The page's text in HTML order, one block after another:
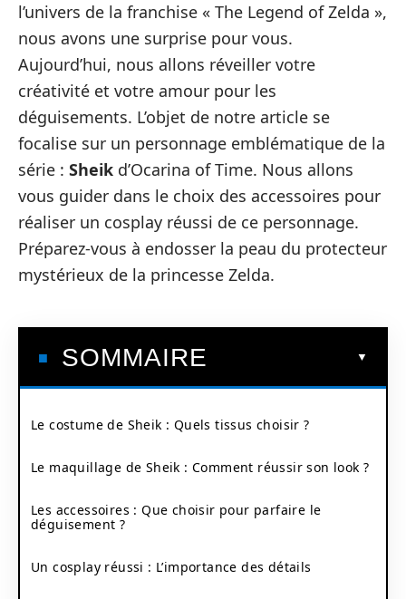
l’univers de la franchise « The Legend of Zelda »,
nous avons une surprise pour vous.
Aujourd’hui, nous allons réveiller votre
créativité et votre amour pour les
déguisements. L’objet de notre article se
focalise sur un personnage emblématique de la
série : Sheik d’Ocarina of Time. Nous allons
vous guider dans le choix des accessoires pour
réaliser un cosplay réussi de ce personnage.
Préparez-vous à endosser la peau du protecteur
mystérieux de la princesse Zelda.
SOMMAIRE
Le costume de Sheik : Quels tissus choisir ?
Le maquillage de Sheik : Comment réussir son look ?
Les accessoires : Que choisir pour parfaire le
déguisement ?
Un cosplay réussi : L’importance des détails